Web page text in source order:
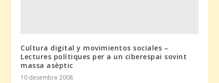
Cultura digital y movimientos sociales –
Lectures polítiques per a un ciberespai sovint
massa asèptic
10 desembre 2008